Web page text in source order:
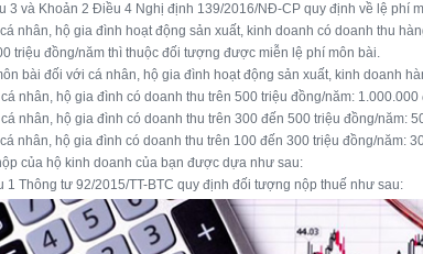
3 và Khoản 2 Điều 4 Nghị định 139/2016/NĐ-CP quy định về lệ phí
nhân, hộ gia đình hoạt động sản xuất, kinh doanh có doanh thu
triệu đồng/năm thì thuộc đối tượng được miễn lệ phí môn bài.
bài đối với cá nhân, hộ gia đình hoạt động sản xuất, kinh doanh
nhân, hộ gia đình có doanh thu trên 500 triệu đồng/năm: 1.000.000
nhân, hộ gia đình có doanh thu trên 300 đến 500 triệu đồng/năm:
nhân, hộ gia đình có doanh thu trên 100 đến 300 triệu đồng/năm:
của hộ kinh doanh của bạn được dựa như sau:
1 Thông tư 92/2015/TT-BTC quy định đối tượng nộp thuế như sau: